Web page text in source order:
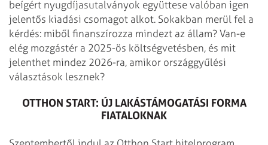
beígért nyugdíjasutalványok együttese valóban igen
jelentős kiadási csomagot alkot. Sokakban merül fel a
kérdés: miből finanszírozza mindezt az állam? Van-e
elég mozgástér a 2025-ös költségvetésben, és mit
jelenthet mindez 2026-ra, amikor országgyűlési
választások lesznek?
OTTHON START: ÚJ LAKÁS­TÁMOGATÁSI FORMA
FIATALOKNAK